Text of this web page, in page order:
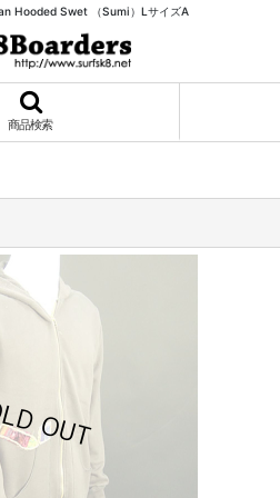
Hooded Swet （Sumi）LサイズA
商品検索